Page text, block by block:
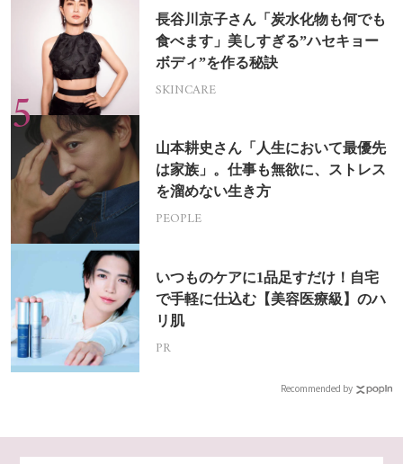
長谷川京子さん「炭水化物も何でも
食べます」美しすぎる”ハセキョー
ボディ”を作る秘訣
SKINCARE
山本耕史さん「人生において最優先
は家族」。仕事も無欲に、ストレス
を溜めない生き方
PEOPLE
いつものケアに1品足すだけ！自宅
で手軽に仕込む【美容医療級】のハ
リ肌
PR
Recommended by